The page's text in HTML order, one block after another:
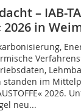
– IAB-
2026 in
standen im
2026.
neu...